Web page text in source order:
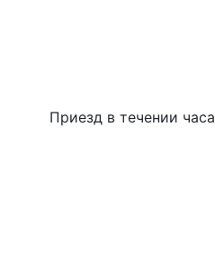
Приезд в течении часа